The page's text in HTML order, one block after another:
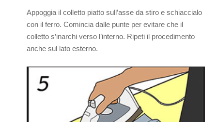
Appoggia il colletto piatto sull’asse da stiro e schiaccialo
con il ferro. Comincia dalle punte per evitare che il
colletto s’inarchi verso l’interno. Ripeti il procedimento
anche sul lato esterno.